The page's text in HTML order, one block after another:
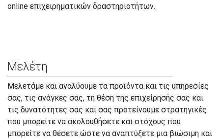
online επιχειρηματικών δραστηριοτήτων.
Μελέτη
Μελετάμε και αναλύουμε τα προϊόντα και τις υπηρεσίες
σας, τις ανάγκες σας, τη θέση της επιχείρησής σας και
τις δυνατότητες σας και σας προτείνουμε στρατηγικές
που μπορείτε να ακολουθήσετε και στόχους που
μπορείτε να θέσετε ώστε να αναπτύξετε μια βιώσιμη και